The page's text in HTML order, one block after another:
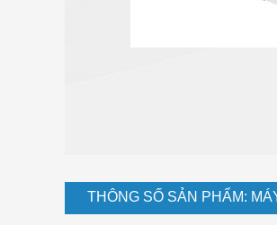
THÔNG SỐ SẢN PHẨM: